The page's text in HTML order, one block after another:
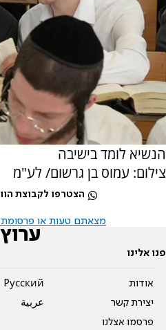
הנשיא לומד בישיבה
צילום: עמוס בן גרשום/ לע"מ
הצטרפו לקבוצת
מצאתם טעות או פרסומת
פנו אלינו
אודות
יצירת קשר
פרסמו אצלנו
Pусский
عربية